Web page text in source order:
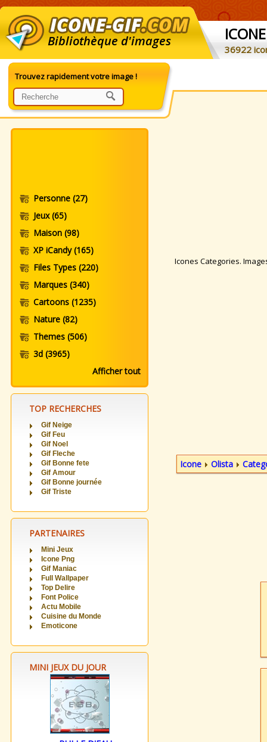
Bibliothèque d'images ICONE
36922
Trouvez rapidement votre image !
Personne (27)
Jeux(65)
Maison (98)
XP iCandy(165)
Files Types (220)
Marques (340)
Cartoons (1235)
Nature (82)
Themes (506)
3d (3965)
Afficher tout
TOP RECHERCHES
Gif Neige
Gif Feu
Gif Noel
Gif Fleche
Gif Bonne fete
Gif Amour
Gif Bonne journée
Gif Triste
PARTENAIRES
Mini Jeux
Icone Png
Gif Maniac
Full Wallpaper
Top Delire
Font Police
Actu Mobile
Cuisine du Monde
Emoticone
MINI JEUX DU JOUR
Icones Categories.
Icone Olista